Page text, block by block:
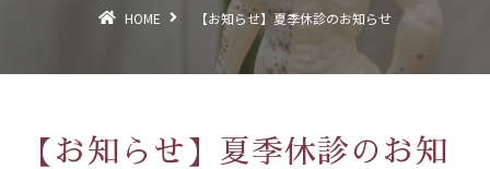
HOME 【お知らせ】夏季休診のお知らせ
【お知らせ】夏季休診のお知